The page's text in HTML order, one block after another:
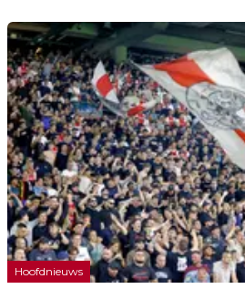
Hoofdnieuws